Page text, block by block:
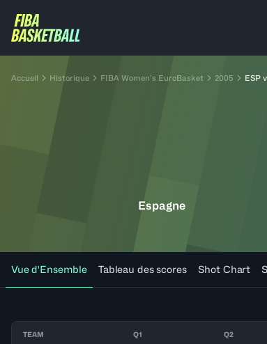
Accueil Historique FIBA Women’s EuroBasket 2005 ESP
Espagne
Vue d'Ensemble Tableau des scores Shot Chart
TEAM Q1 Q2